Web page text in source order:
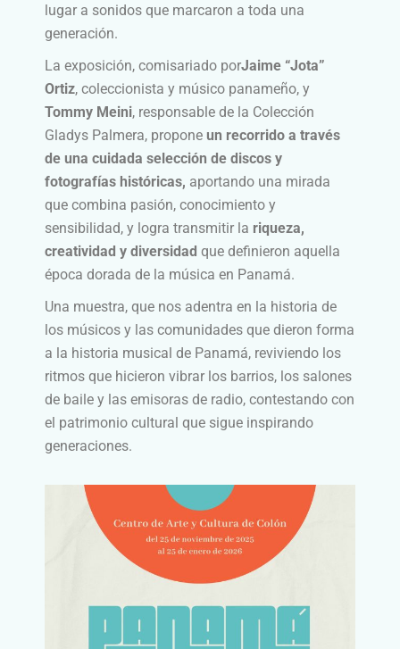
lugar a sonidos que marcaron a toda una
generación.
La exposición, comisariado porJaime “Jota”
Ortiz, coleccionista y músico panameño, y
Tommy Meini, responsable de la Colección
Gladys Palmera, propone un recorrido a través
de una cuidada selección de discos y
fotografías históricas, aportando una mirada
que combina pasión, conocimiento y
sensibilidad, y logra transmitir la riqueza,
creatividad y diversidadque definieron aquella
época dorada de la música en Panamá.
Una muestra, que nos adentra en la historia de
los músicos y las comunidades que dieron forma
a la historia musical de Panamá, reviviendo los
ritmos que hicieron vibrar los barrios, los salones
de baile y las emisoras de radio, contestando con
el patrimonio cultural que sigue inspirando
generaciones.